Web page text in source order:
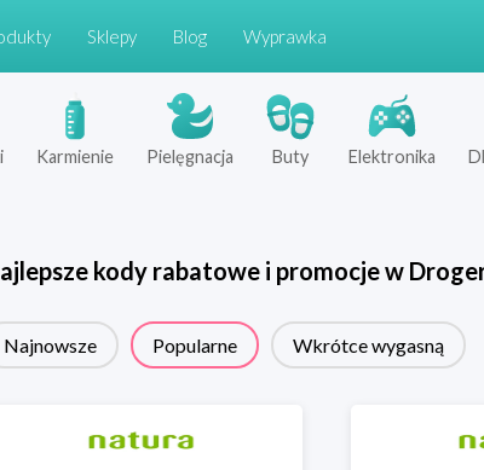
Sklepy Blog Wyprawka
Karmienie Pielęgnacja Buty Elektronika
kody rabatowe i promocje w
Najnowsze Popularne Wkrótce wygasną